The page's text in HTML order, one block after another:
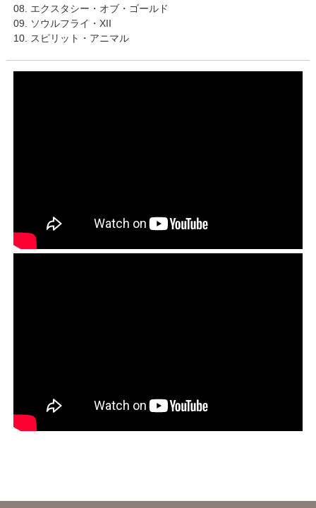
08. エクスタシー・オブ・ゴールド
09. ソウルフライ・XII
10. スピリット・アニマル